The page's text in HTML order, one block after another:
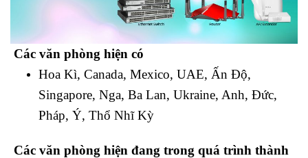
Các văn phòng hiện có
Hoa Kì, Canada, Mexico, UAE, Ấn Độ,
Singapore, Nga, Ba Lan, Ukraine, Anh, Đức,
Pháp, Ý, Thổ Nhĩ Kỳ
Các văn phòng hiện đang trong quá trình thành